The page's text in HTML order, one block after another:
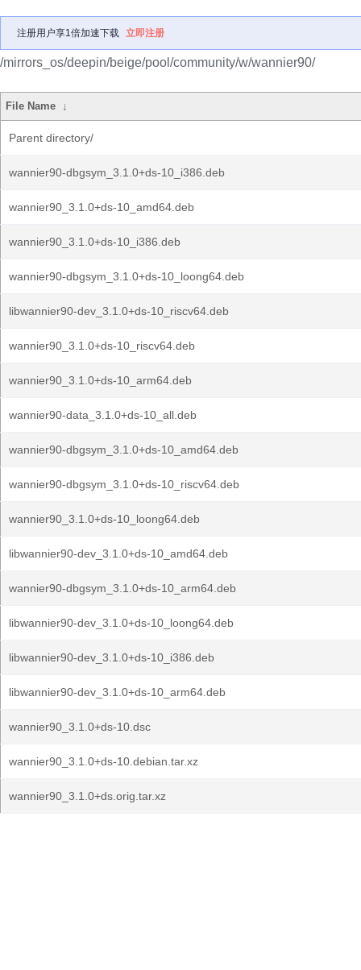
注册用户享1倍加速下载 立即注册
/mirrors_os/deepin/beige/pool/community/w/wannier90/
File Name ↓
Parent directory/
wannier90-dbgsym_3.1.0+ds-10_i386.deb
wannier90_3.1.0+ds-10_amd64.deb
wannier90_3.1.0+ds-10_i386.deb
wannier90-dbgsym_3.1.0+ds-10_loong64.deb
libwannier90-dev_3.1.0+ds-10_riscv64.deb
wannier90_3.1.0+ds-10_riscv64.deb
wannier90_3.1.0+ds-10_arm64.deb
wannier90-data_3.1.0+ds-10_all.deb
wannier90-dbgsym_3.1.0+ds-10_amd64.deb
wannier90-dbgsym_3.1.0+ds-10_riscv64.deb
wannier90_3.1.0+ds-10_loong64.deb
libwannier90-dev_3.1.0+ds-10_amd64.deb
wannier90-dbgsym_3.1.0+ds-10_arm64.deb
libwannier90-dev_3.1.0+ds-10_loong64.deb
libwannier90-dev_3.1.0+ds-10_i386.deb
libwannier90-dev_3.1.0+ds-10_arm64.deb
wannier90_3.1.0+ds-10.dsc
wannier90_3.1.0+ds-10.debian.tar.xz
wannier90_3.1.0+ds.orig.tar.xz